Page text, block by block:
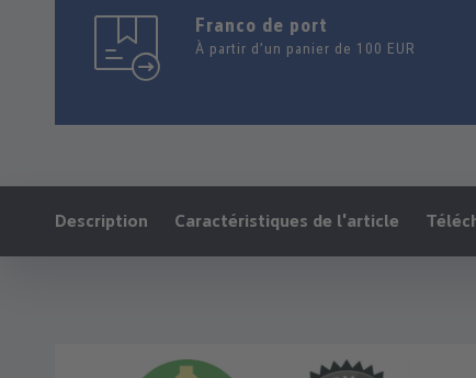
Franco de port
À partir d’un panier de 100 EUR
Ankerlink:
Description Caractéristiques de l'article